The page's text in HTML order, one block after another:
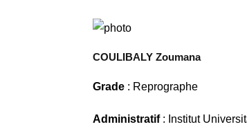
COULIBALY Zoumana
Grade : Reprographe
Administratif : Institut